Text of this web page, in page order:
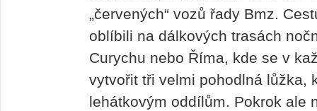
„červených“ vozů řady Bmz.
oblíbili na dálkových trasách
Curychu nebo Říma, kde se v
vytvořit tři velmi pohodlná lůžka,
lehátkovým oddílům. Pokrok ale